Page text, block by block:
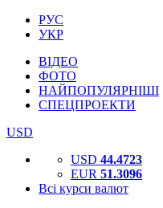
РУС
УКР
ВІДЕО
ФОТО
НАЙПОПУЛЯРНІШІ
СПЕЦПРОЕКТИ
USD
USD 44.4723
EUR 51.3096
Всі курси валют